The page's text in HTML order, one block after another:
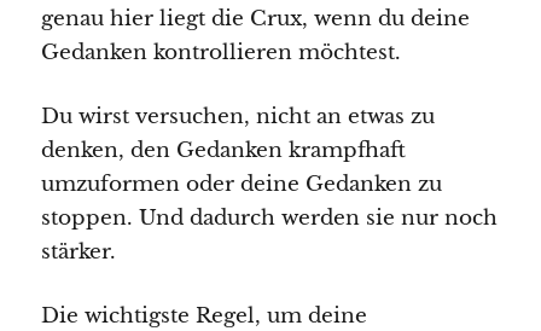
genau hier liegt die Crux, wenn du deine
Gedanken kontrollieren möchtest.
Du wirst versuchen, nicht an etwas zu
denken, den Gedanken krampfhaft
umzuformen oder deine Gedanken zu
stoppen. Und dadurch werden sie nur noch
stärker.
Die wichtigste Regel, um deine